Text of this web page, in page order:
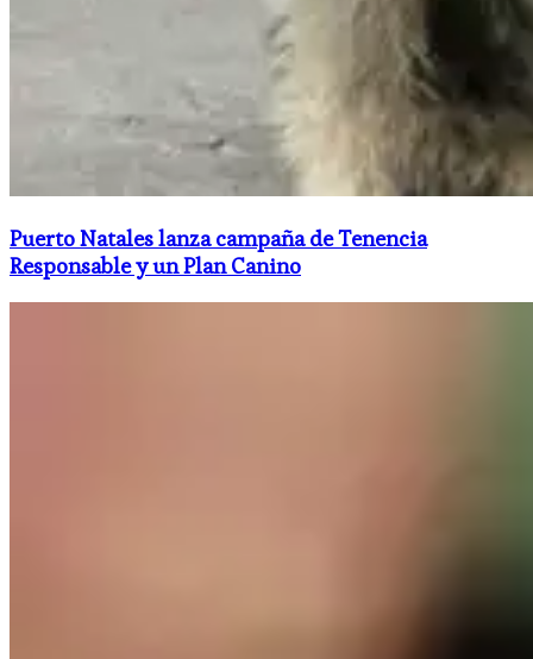
Puerto Natales lanza campaña de Tenencia
Responsable y un Plan Canino